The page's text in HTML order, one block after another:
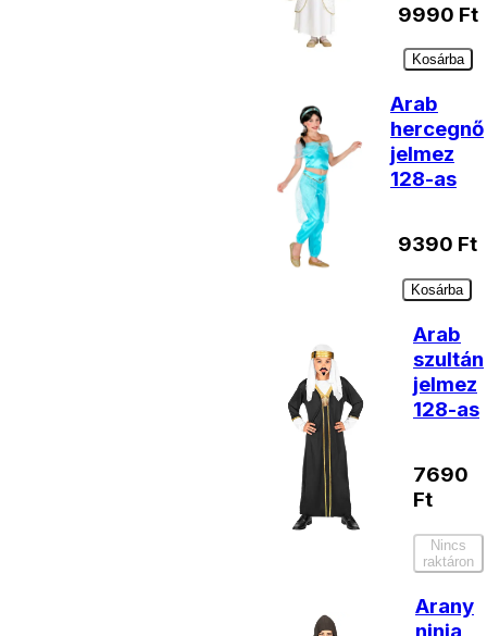
9990 Ft
Kosárba
Arab
hercegnő
jelmez
128-as
9390 Ft
Kosárba
Arab
szultán
jelmez
128-as
7690
Ft
Nincs
raktáron
Arany
ninja